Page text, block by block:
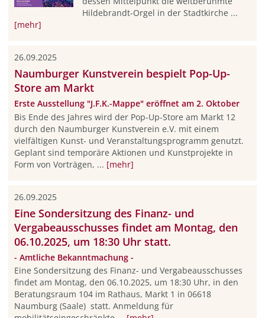
Hildebrandt-Orgel in der Stadtkirche ...
[mehr]
26.09.2025
Naumburger Kunstverein bespielt Pop-Up-
Store am Markt
Erste Ausstellung "J.F.K.-Mappe" eröffnet am 2. Oktober
Bis Ende des Jahres wird der Pop-Up-Store am Markt 12
durch den Naumburger Kunstverein e.V. mit einem
vielfältigen Kunst- und Veranstaltungsprogramm genutzt.
Geplant sind temporäre Aktionen und Kunstprojekte in
Form von Vorträgen, ... [mehr]
26.09.2025
Eine Sondersitzung des Finanz- und
Vergabeausschusses findet am Montag, den
06.10.2025, um 18:30 Uhr statt.
- Amtliche Bekanntmachung -
Eine Sondersitzung des Finanz- und Vergabeausschusses
findet am Montag, den 06.10.2025, um 18:30 Uhr, in den
Beratungsraum 104 im Rathaus, Markt 1 in 06618
Naumburg (Saale) statt. Anmeldung für